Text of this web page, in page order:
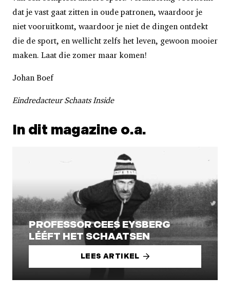
dat je vast gaat zitten in oude patronen, waardoor je
niet vooruitkomt, waardoor je niet de dingen ontdekt
die de sport, en wellicht zelfs het leven, gewoon mooier
maken. Laat die zomer maar komen!
Johan Boef
Eindredacteur Schaats Inside
In dit magazine o.a.
PROFESSOR CEES EYSBERG
LÉÉFT HET SCHAATSEN
LEES ARTIKEL